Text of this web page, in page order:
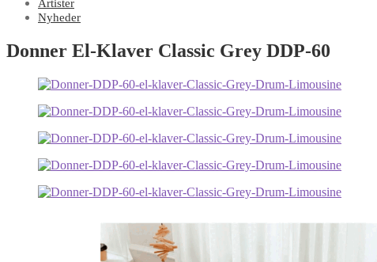
Artister
Nyheder
Donner El-Klaver Classic Grey DDP-60